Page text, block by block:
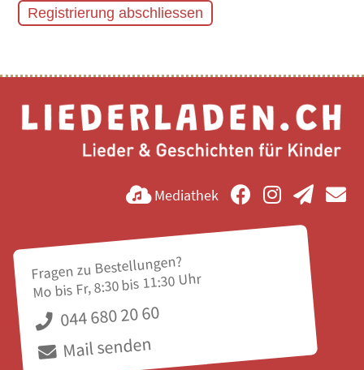
Registrierung abschliessen
Mediathek
Fragen zu Bestellungen?
Mo bis Fr, 8:30 bis 11:30 Uhr
044 680 20 60
Mail senden